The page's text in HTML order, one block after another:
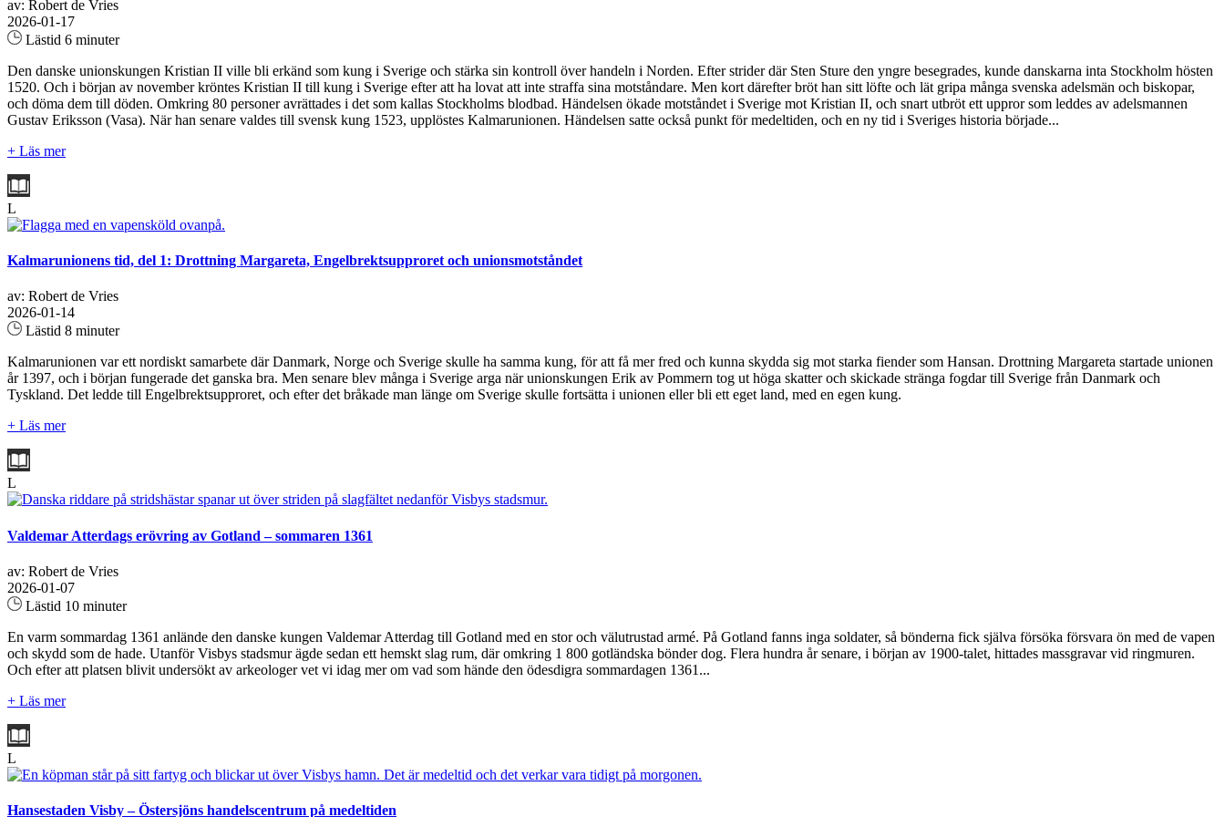
av: Robert de Vries
2026-01-17
Lästid 6 minuter
Den danske unionskungen Kristian II ville bli erkänd som kung i Sverige och stärka sin kontroll över handeln i Norden. Efter strider där Sten Sture den yngre besegrades, kunde danskarna inta Stockholm hösten
1520. Och i början av november kröntes Kristian II till kung i Sverige efter att ha lovat att inte straffa sina motståndare. Men kort därefter bröt han sitt löfte och lät gripa många svenska adelsmän och biskopar,
och döma dem till döden. Omkring 80 personer avrättades i det som kallas Stockholms blodbad. Händelsen ökade motståndet i Sverige mot Kristian II, och snart utbröt ett uppror som leddes av adelsmannen
Gustav Eriksson (Vasa). När han senare valdes till svensk kung 1523, upplöstes Kalmarunionen. Händelsen satte också punkt för medeltiden, och en ny tid i Sveriges historia började...
+ Läs mer
L
Kalmarunionens tid, del 1: Drottning Margareta, Engelbrektsupproret och unionsmotståndet
av: Robert de Vries
2026-01-14
Lästid 8 minuter
Kalmarunionen var ett nordiskt samarbete där Danmark, Norge och Sverige skulle ha samma kung, för att få mer fred och kunna skydda sig mot starka fiender som Hansan. Drottning Margareta startade unionen
år 1397, och i början fungerade det ganska bra. Men senare blev många i Sverige arga när unionskungen Erik av Pommern tog ut höga skatter och skickade stränga fogdar till Sverige från Danmark och
Tyskland. Det ledde till Engelbrektsupproret, och efter det bråkade man länge om Sverige skulle fortsätta i unionen eller bli ett eget land, med en egen kung.
+ Läs mer
L
Valdemar Atterdags erövring av Gotland – sommaren 1361
av: Robert de Vries
2026-01-07
Lästid 10 minuter
En varm sommardag 1361 anlände den danske kungen Valdemar Atterdag till Gotland med en stor och välutrustad armé. På Gotland fanns inga soldater, så bönderna fick själva försöka försvara ön med de vapen
och skydd som de hade. Utanför Visbys stadsmur ägde sedan ett hemskt slag rum, där omkring 1 800 gotländska bönder dog. Flera hundra år senare, i början av 1900-talet, hittades massgravar vid ringmuren.
Och efter att platsen blivit undersökt av arkeologer vet vi idag mer om vad som hände den ödesdigra sommardagen 1361...
+ Läs mer
L
Hansestaden Visby – Östersjöns handelscentrum på medeltiden